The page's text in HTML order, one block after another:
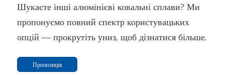
Шукаєте інші алюмінієві ковальні сплави? Ми
пропонуємо повний спектр користувацьких
опцій — прокрутіть униз, щоб дізнатися більше.
Пропозиція